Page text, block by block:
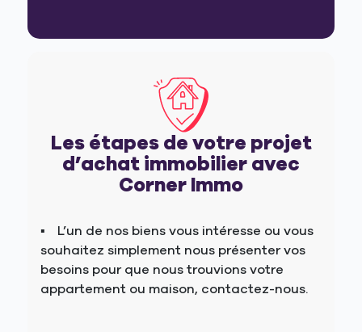
Les étapes de votre projet
d’achat immobilier avec
Corner Immo
L’un de nos biens vous intéresse ou vous
souhaitez simplement nous présenter vos
besoins pour que nous trouvions votre
appartement ou maison, contactez-nous.